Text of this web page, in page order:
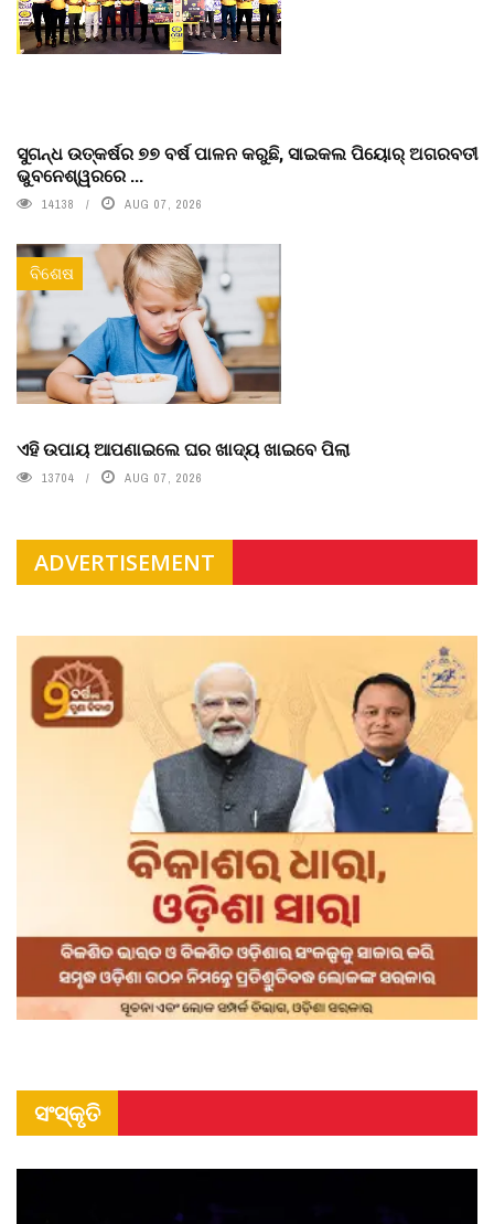
ସୁଗନ୍ଧ ଉତ୍କର୍ଷର ୭୭ ବର୍ଷ ପାଳନ କରୁଛି, ସାଇକଲ ପିୟୋର୍‌ ଅଗରବତୀ
ଭୁବନେଶ୍ୱରରେ ...
14138 AUG 07, 2026
ବିଶେଷ
ଏହି ଉପାୟ ଆପଣାଇଲେ ଘର ଖାଦ୍ୟ ଖାଇବେ ପିଲା
13704 AUG 07, 2026
ADVERTISEMENT
ସଂସ୍କୃତି